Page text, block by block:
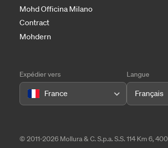
Mohd Officina Milano
Contract
Mohdern
Expédier vers
France
Langue
Français
© 2011-2026 Mollura & C. S.p.a. S.S. 114 Km 6,